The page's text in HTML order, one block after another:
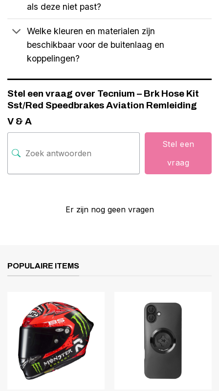
als deze niet past?
Welke kleuren en materialen zijn
beschikbaar voor de buitenlaag en
koppelingen?
Stel een vraag over Tecnium – Brk Hose Kit
Sst/Red Speedbrakes Aviation Remleiding
V & A
Stel een
vraag
Er zijn nog geen vragen
POPULAIRE ITEMS